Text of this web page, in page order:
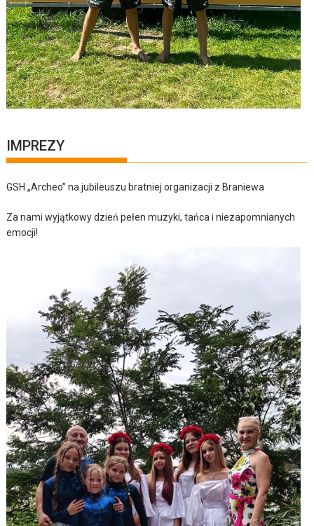
IMPREZY
GSH „Archeo” na jubileuszu bratniej organizacji z Braniewa
Za nami wyjątkowy dzień pełen muzyki, tańca i niezapomnianych
emocji!